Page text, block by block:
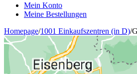
Mein Konto
Meine Bestellungen
Homepage/1001 Einkaufszentren (in D)/